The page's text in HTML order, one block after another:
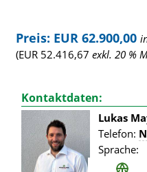
Preis: EUR 62.900,00
(EUR 52.416,67 exkl. 20 %
Kontaktdaten:
Lukas
Telefon:
Sprache: